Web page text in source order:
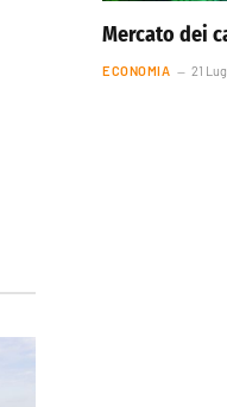
Mercato dei
ECONOMIA 21